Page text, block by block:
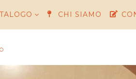
CHI SIAMO